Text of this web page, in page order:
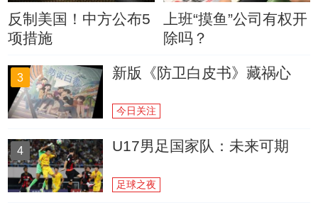
反制美国！中方公布5
项措施
上班“摸鱼”公司有权开
除吗？
3 新版《防卫白皮书》藏祸心
今日关注
4 U17男足国家队：未来可期
足球之夜